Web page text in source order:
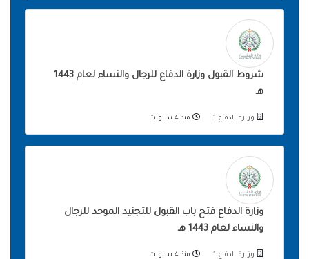
شروط القبول وزارة الدفاع للرجال والنساء لعام 1443
هـ
وزارة الدفاع 1 منذ 4 سنوات
وزارة الدفاع فتح باب القبول للتجنيد الموحد للرجال
والنساء لعام 1443 هـ
وزارة الدفاع 1 منذ 4 سنوات